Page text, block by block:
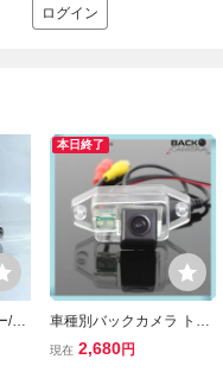
ログイン
/G
本日終了
車種別バックカメラ トヨ
タ FJクルーザー GSJ15W
現在 2,680円